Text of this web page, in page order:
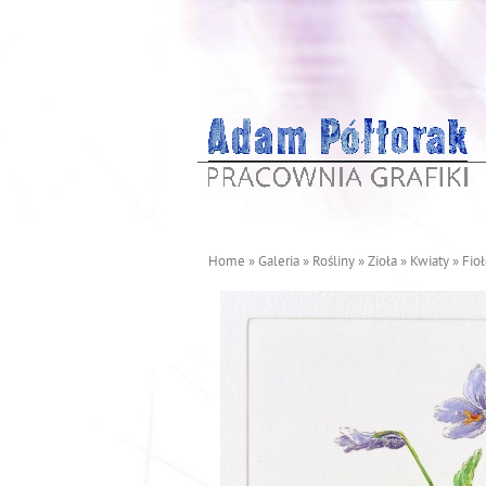
Home »Galeria» Rośliny»Zioła» Kwiaty»